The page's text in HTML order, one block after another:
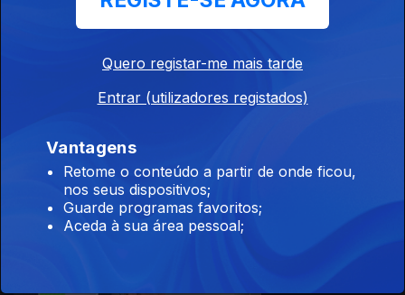
Pedras
O Poder dos
Quero registar-me mais tarde
Entrar (utilizadores registados)
Vantagens
Retome o conteúdo a partir de onde ficou,
nos seus dispositivos;
Guarde programas favoritos;
Aceda à sua área pessoal;